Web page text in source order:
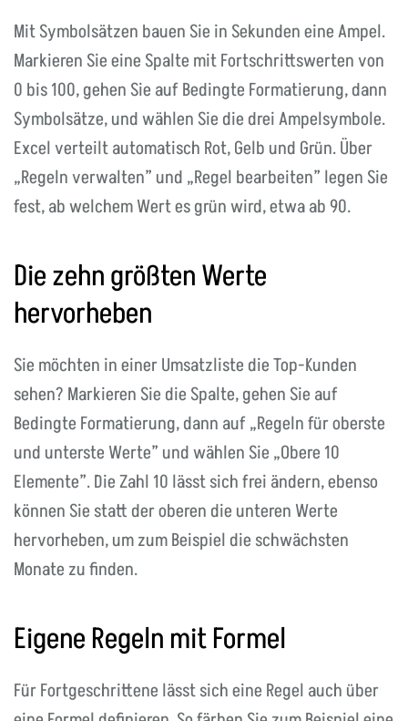
Mit Symbolsätzen bauen Sie in Sekunden eine Ampel.
Markieren Sie eine Spalte mit Fortschrittswerten von
0 bis 100, gehen Sie auf Bedingte Formatierung, dann
Symbolsätze, und wählen Sie die drei Ampelsymbole.
Excel verteilt automatisch Rot, Gelb und Grün. Über
„Regeln verwalten” und „Regel bearbeiten” legen Sie
fest, ab welchem Wert es grün wird, etwa ab 90.
Die zehn größten Werte
hervorheben
Sie möchten in einer Umsatzliste die Top-Kunden
sehen? Markieren Sie die Spalte, gehen Sie auf
Bedingte Formatierung, dann auf „Regeln für oberste
und unterste Werte” und wählen Sie „Obere 10
Elemente”. Die Zahl 10 lässt sich frei ändern, ebenso
können Sie statt der oberen die unteren Werte
hervorheben, um zum Beispiel die schwächsten
Monate zu finden.
Eigene Regeln mit Formel
Für Fortgeschrittene lässt sich eine Regel auch über